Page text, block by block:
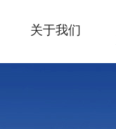
关于我们